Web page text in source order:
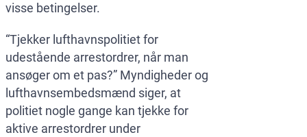
visse betingelser.
“Tjekker lufthavnspolitiet for
udestående arrestordrer, når man
ansøger om et pas?” Myndigheder og
lufthavnsembedsmænd siger, at
politiet nogle gange kan tjekke for
aktive arrestordrer under